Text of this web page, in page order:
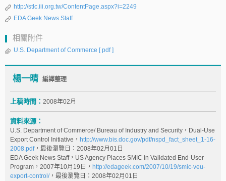
http://stlc.iii.org.tw/ContentPage.aspx?i=2249
EDA Geek News Staff
相關附件
U.S. Department of Commerce [ pdf ]
楊一晴 編譯整理
上稿時間： 2008年02月
資料來源：
U.S. Department of Commerce/ Bureau of Industry and Security，Dual-Use
Export Control Initiative， http://www.bis.doc.gov/pdf/nspd_fact_sheet_1-16-
2008.pdf，最後瀏覽日：2008年02月01日
EDA Geek News Staff，US Agency Places SMIC in Validated End-User
Program，2007年10月19日， http://edageek.com/2007/10/19/smic-veu-
export-control/，最後瀏覽日：2008年02月01日